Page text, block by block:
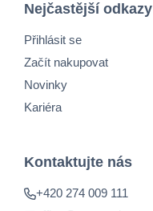
Nejčastější odkazy
Přihlásit se
Začít nakupovat
Novinky
Kariéra
Kontaktujte nás
+420 274 009 111